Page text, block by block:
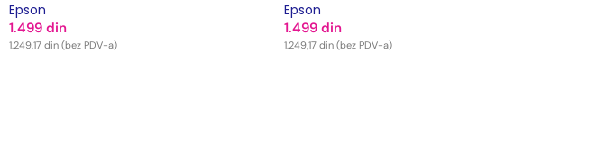
Epson
1.499 din
1.249,17 din (bez PDV-a)
Epson
1.499 din
1.249,17 din (bez PDV-a)